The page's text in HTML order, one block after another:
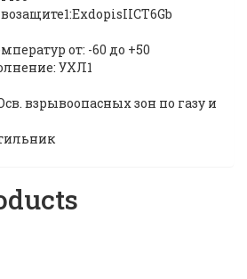
от: -60 до +50
УХЛ1
взрывоопасных зон по газу и